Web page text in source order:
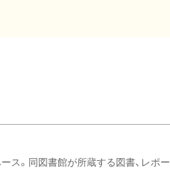
ス。同図書館が所蔵する図書、レポー